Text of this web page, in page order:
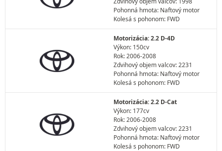
Pohonná hmota: Naftový motor
Kolesá s pohonom: FWD
Motorizácia: 2.2 D-4D
Výkon: 150cv
Rok: 2006-2008
Zdvihový objem valcov: 2231
Pohonná hmota: Naftový motor
Kolesá s pohonom: FWD
Motorizácia: 2.2 D-Cat
Výkon: 177cv
Rok: 2006-2008
Zdvihový objem valcov: 2231
Pohonná hmota: Naftový motor
Kolesá s pohonom: FWD